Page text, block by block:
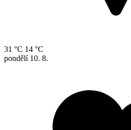
31 °C 14 °C
pondělí 10. 8.